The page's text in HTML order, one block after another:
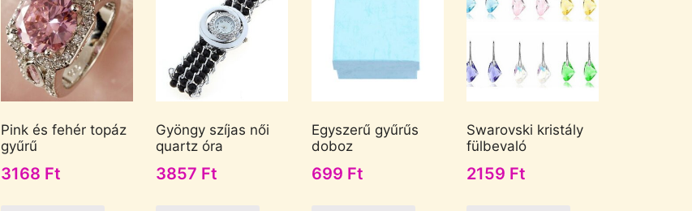
Pink és fehér topáz
gyűrű
3168 Ft
Gyöngy szíjas női
quartz óra
3857 Ft
Egyszerű gyűrűs
doboz
699 Ft
Swarovski kristály
fülbevaló
2159 Ft